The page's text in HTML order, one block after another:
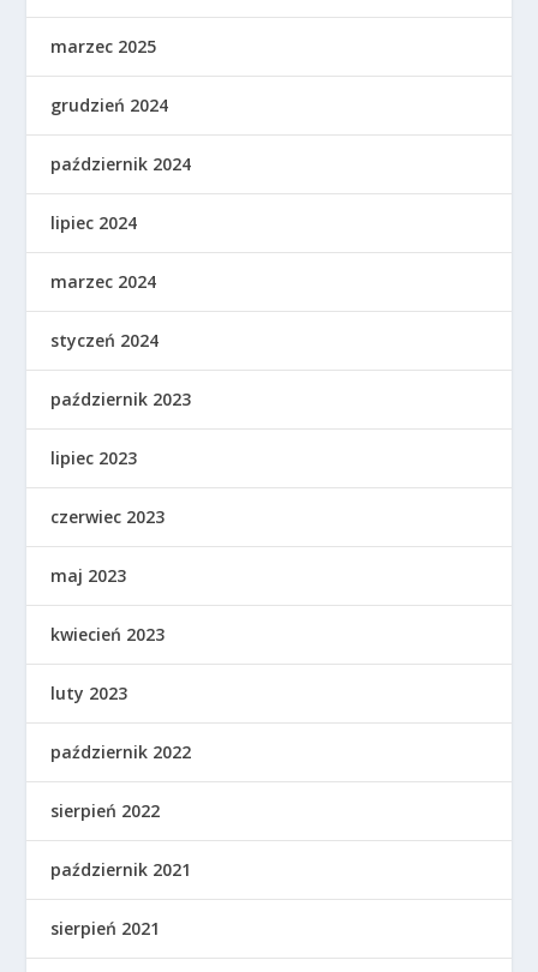
marzec 2025
grudzień 2024
październik 2024
lipiec 2024
marzec 2024
styczeń 2024
październik 2023
lipiec 2023
czerwiec 2023
maj 2023
kwiecień 2023
luty 2023
październik 2022
sierpień 2022
październik 2021
sierpień 2021